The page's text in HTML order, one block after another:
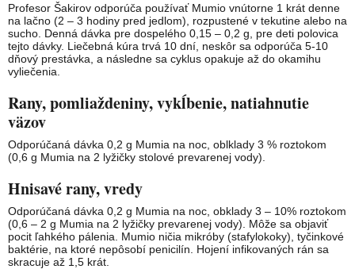
Profesor Šakirov odporúča používať Mumio vnútorne 1 krát denne
na lačno (2 – 3 hodiny pred jedlom), rozpustené v tekutine alebo na
sucho. Denná dávka pre dospelého 0,15 – 0,2 g, pre deti polovica
tejto dávky. Liečebná kúra trvá 10 dní, neskôr sa odporúča 5-10
dňový prestávka, a následne sa cyklus opakuje až do okamihu
vyliečenia.
Rany, pomliaždeniny, vykĺbenie, natiahnutie
väzov
Odporúčaná dávka 0,2 g Mumia na noc, oblklady 3 % roztokom
(0,6 g Mumia na 2 lyžičky stolové prevarenej vody).
Hnisavé rany, vredy
Odporúčaná dávka 0,2 g Mumia na noc, obklady 3 – 10% roztokom
(0,6 – 2 g Mumia na 2 lyžičky prevarenej vody). Môže sa objaviť
pocit ľahkého pálenia. Mumio ničia mikróby (stafylokoky), tyčinkové
baktérie, na ktoré nepôsobí penicilín. Hojení infikovaných rán sa
skracuje až 1,5 krát.